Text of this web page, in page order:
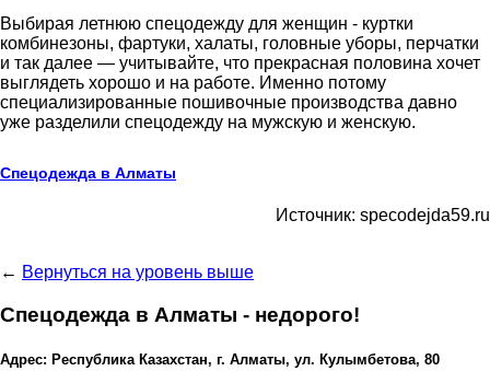
Выбирая летнюю спецодежду для женщин - куртки
комбинезоны, фартуки, халаты, головные уборы, перчатки
и так далее — учитывайте, что прекрасная половина хочет
выглядеть хорошо и на работе. Именно потому
специализированные пошивочные производства давно
уже разделили спецодежду на мужскую и женскую.
Спецодежда в Алматы
Источник: specodejda59.ru
← Вернуться на уровень выше
Спецодежда в Алматы - недорого!
Адрес: Республика Казахстан, г. Алматы, ул. Кулымбетова, 80